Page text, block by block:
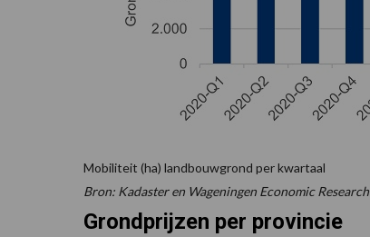
Mobiliteit (ha) landbouwgrond per kwartaal
Bron: Kadaster en Wageningen Economic Research
Grondprijzen per provincie